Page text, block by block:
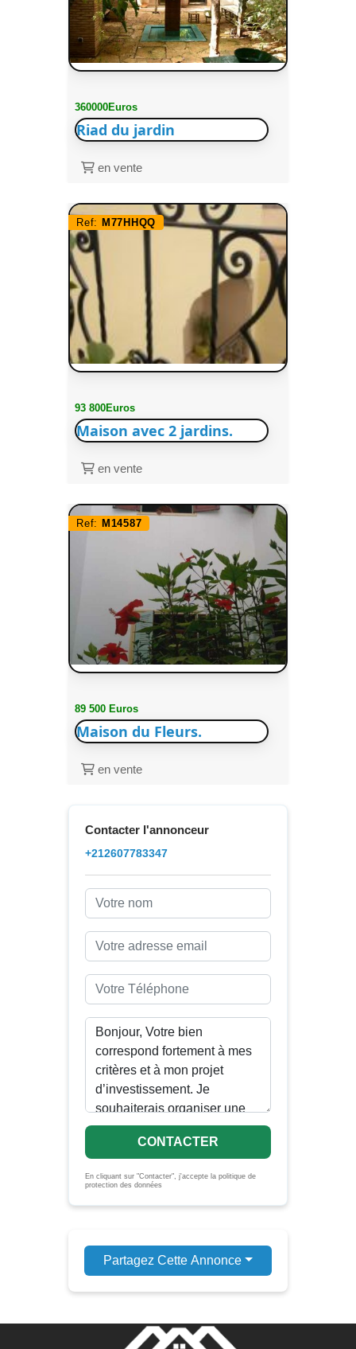
360000Euros
Riad du jardin
en vente
Ref: M77HHQQ
93 800Euros
Maison avec 2 jardins.
en vente
Ref: M14587
89 500 Euros
Maison du Fleurs.
en vente
Contacter l'annonceur
+212607783347
CONTACTER
En cliquant sur "Contacter", j'accepte la politique de
protection des données
Partagez Cette Annonce